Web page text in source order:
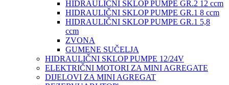
HIDRAULIČNI SKLOP PUMPE GR.2 12 ccm
HIDRAULIČNI SKLOP PUMPE GR.1 8 ccm
HIDRAULIČNI SKLOP PUMPE GR.1 5,8
ccm
ZVONA
GUMENE SUČELJA
HIDRAULIČNI SKLOP PUMPE 12/24V
ELEKTRIČNI MOTORI ZA MINI AGREGATE
DIJELOVI ZA MINI AGREGAT